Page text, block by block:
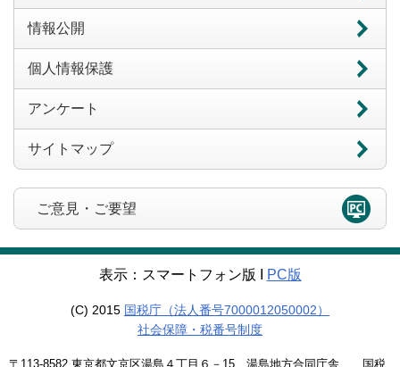
情報公開
個人情報保護
アンケート
サイトマップ
ご意見・ご要望
表示：スマートフォン版 Ι PC版
(C) 2015 国税庁（法人番号7000012050002）
社会保障・税番号制度
〒113-8582 東京都文京区湯島４丁目６－15 湯島地方合同庁舎 国税